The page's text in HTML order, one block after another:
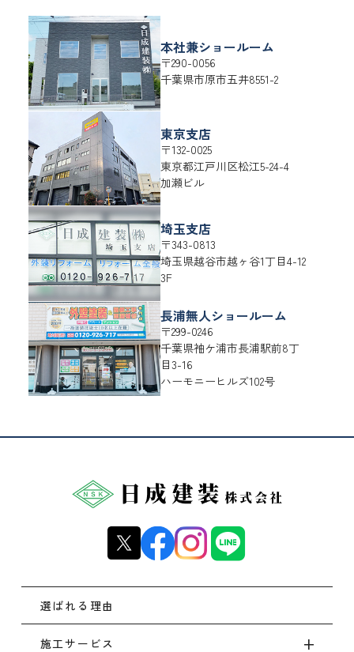
本社兼ショールーム
〒290-0056
千葉県市原市五井8551-2
東京支店
〒132-0025
東京都江戸川区松江5-24-4
加瀬ビル
埼玉支店
〒343-0813
埼玉県越谷市越ヶ谷1丁目4-12
3F
長浦無人ショールーム
〒299-0246
千葉県袖ケ浦市長浦駅前8丁
目3-16
ハーモニーヒルズ102号
選ばれる理由
施工サービス